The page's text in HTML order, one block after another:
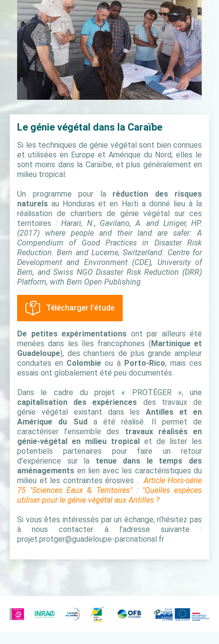
Le génie végétal dans la Caraïbe
Si les techniques de génie végétal sont bien connues
et utilisées en Europe et Amérique du Nord, elles le
sont moins dans la Caraïbe, et plus généralement en
milieu tropical.
Un programme pour la réduction des risques
naturels au Honduras et en Haïti a donné lieu à la
réalisation de chantiers de génie végétal sur ces
territoires : Harari, N., Gavilano, A. and Liniger, HP.
(2017) where people and their land are safer: A
Compendium of Good Practices in Disaster Risk
Reduction. Bern and Lucerne, Switzerland: Centre for
Development and Environment (CDE), University of
Bern, and Swiss NGO Disaster Risk Reduction (DRR)
Platform, with Bern Open Publishing
Télécharger l'étude
De petites expérimentations ont par ailleurs été
menées dans les îles francophones ( Martinique et
Guadeloupe), des chantiers de plus grande ampleur
conduites en Colombie ou à Porto-Rico, mais ces
essais ont globalement été peu documentés.
Dans le cadre du projet « PROTÉGER », une
capitalisation des expériences des travaux de
génie végétal existant dans lesAntilles et en
Amérique du Sud a été réalisé. Il permet de
caractériser l’ensemble des travaux réalisés en
génie-végétal en milieu tropical
et de lister les
potentiels partenaires pour faire un retour
d’expérience sur la tenue dans le temps des
aménagements en lien avec les caractéristiques du
milieu et les contraintes érosives .Article Hors-série
75 "Sciences Eaux & Territoires" : "Quelles espèces
utiliser pour le génie végétal aux Antilles ?
Si vous êtes intéressés par un échange, n’hésitez pas
à nous contacter à l’adresse suivante :
projet.protger@guadeloupe-parcnational.fr